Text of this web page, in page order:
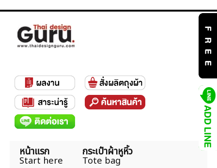
หน้าแรก
Start here
กระเป๋าผ้าหูหิ้ว
Tote bag